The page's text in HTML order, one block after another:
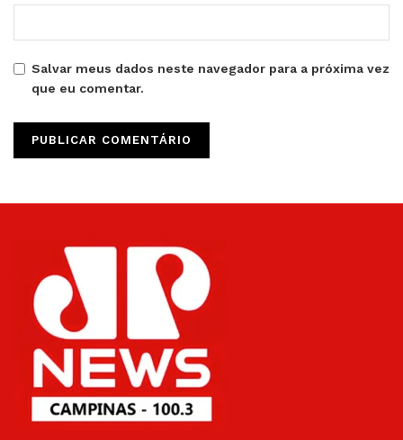
Salvar meus dados neste navegador para a próxima vez
que eu comentar.